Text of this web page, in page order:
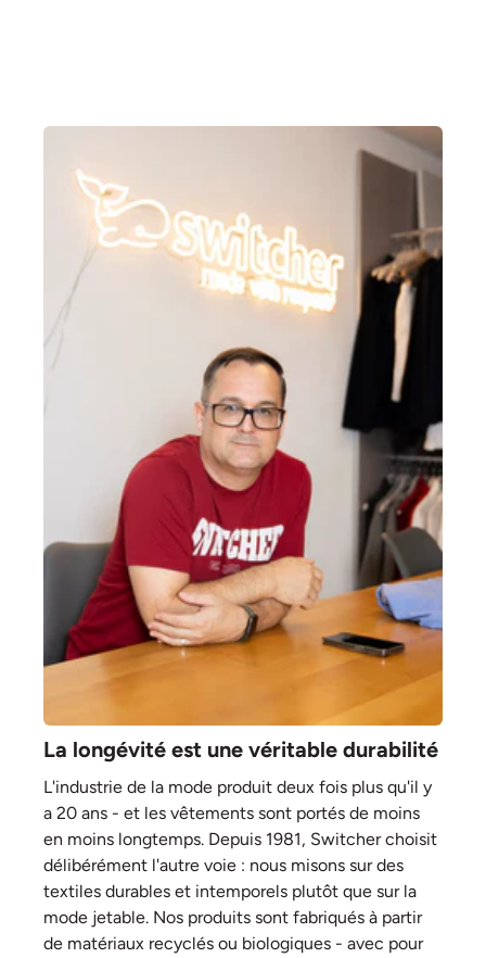
La longévité est une véritable durabilité
L'industrie de la mode produit deux fois plus qu'il y
a 20 ans - et les vêtements sont portés de moins
en moins longtemps. Depuis 1981, Switcher choisit
délibérément l'autre voie : nous misons sur des
textiles durables et intemporels plutôt que sur la
mode jetable. Nos produits sont fabriqués à partir
de matériaux recyclés ou biologiques - avec pour